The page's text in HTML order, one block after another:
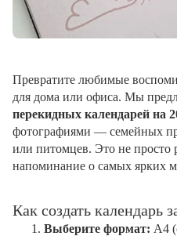
Превратите любимые
для дома или офиса. Мы
перекидных календарей на
фотографиями — семейных
или питомцев. Это не просто
напоминание о самых ярких
Как создать календарь
Выберите формат: А4